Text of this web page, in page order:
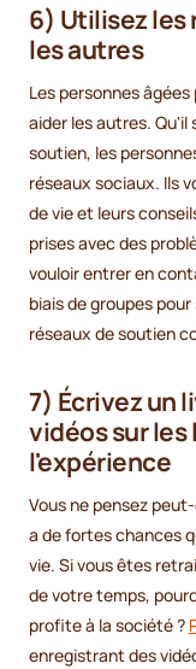
6) Utilisez les
les autres
Les personnes
aider les autres. Qu'il
soutien, les
réseaux sociaux. Ils
de vie et leurs
prises avec des
vouloir entrer en
biais de groupes
réseaux de soutien
7) Écrivez un
vidéos sur les
l'expérience
Vous ne pensez
a de fortes chances
vie. Si vous êtes
de votre temps,
profite à la société ?
enregistrant des